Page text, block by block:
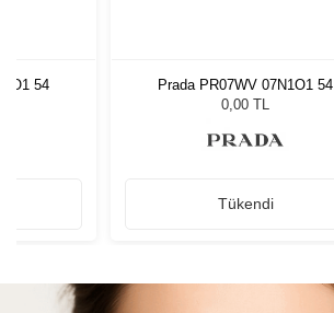
54
Prada PR07WV 07N1O1 54
0,00 TL
Tükendi